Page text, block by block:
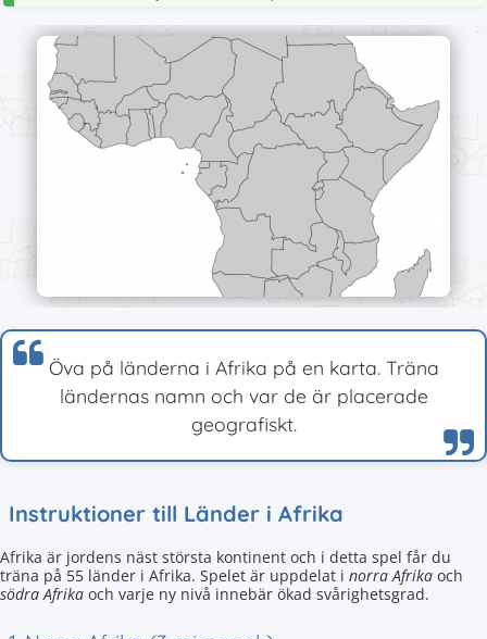
Öva på länderna i Afrika på en karta. Träna
ländernas namn och var de är placerade
geografiskt.
Instruktioner till Länder i Afrika
Afrika är jordens näst största kontinent och i detta spel får du
träna på 55 länder i Afrika. Spelet är uppdelat i norra Afrika och
södra Afrika och varje ny nivå innebär ökad svårighetsgrad.